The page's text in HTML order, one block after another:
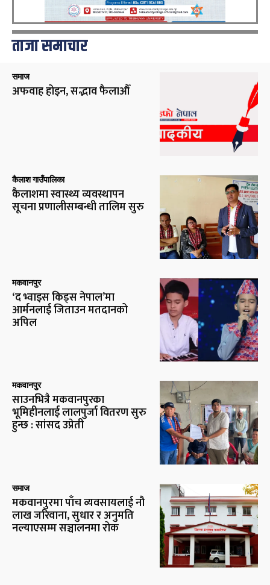
ताजा समाचार
समाज
अफवाह होइन, सद्भाव फैलाऔँ
कैलाश गाउँपालिका
कैलाशमा स्वास्थ्य व्यवस्थापन
सूचना प्रणालीसम्बन्धी तालिम सुरु
मकवानपुर
‘द भ्वाइस किड्स नेपाल’मा
आर्मनलाई जिताउन मतदानको
अपिल
मकवानपुर
साउनभित्रै मकवानपुरका
भूमिहीनलाई लालपुर्जा वितरण सुरु
हुन्छ : सांसद उप्रेती
समाज
मकवानपुरमा पाँच व्यवसायलाई नौ
लाख जरिवाना, सुधार र अनुमति
नल्याएसम्म सञ्चालनमा रोक